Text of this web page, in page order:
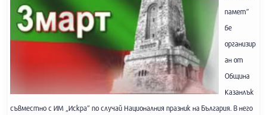
памет”
бе
организир
ан от
Община
Казанлък
съвместно с ИМ „Искра” по случай Националния празник на България. В него